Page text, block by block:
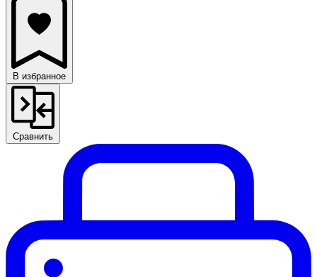
В избранное
Сравнить